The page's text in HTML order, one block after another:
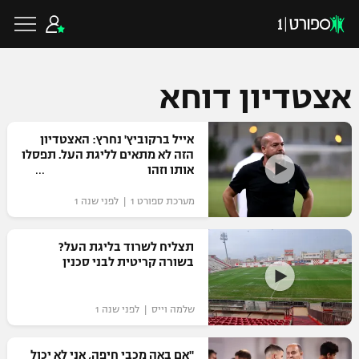
כדורגל ישראלי
ליגת העל
גביע הטוטו
ליגיונרים
גביע המדינה
כדורגל עולמי
ליגה אירופית
ליגה אנגלית
כדורסל ישראלי
ליגת ווינר סל
ליגה לאומית
כדורסל עולמי
NBA
אצטדיון דוחא
אייל ברקוביץ' נחרץ: האצטדיון
הזה לא מתאים לליגת העל. תפסלו
אותו וזהו
מערכת ספורט 1 | לפני שנה 1
תצליח לשרוד בליגת העל?
בשורה קריטית לבני סכנין
שלמה וייס | לפני שנה 1
"אם באה מכבי חיפה, אני לא יכול